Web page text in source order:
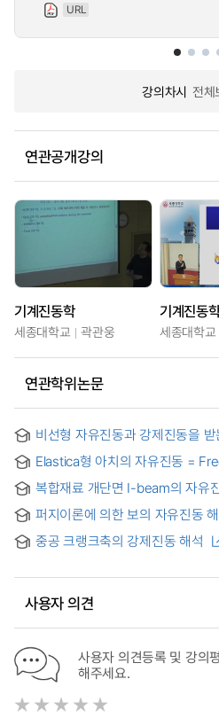
URL
강의차시 전체
연관공개강의
기계진동학
세종대학교 곽관웅
기계진동
세종대학교
연관학위논문
비선형 자유진동과 강제진동을
Elastica형 아치의 자유진동 =
Shaped Arches
복합재료 개단면 I-beam의 자유
퍼지이론에 의한 보의 자유진동
중공 크랭크축의 강제진동 해석
사용자 의견
사용자 의견등록 및 강의
해주세요.